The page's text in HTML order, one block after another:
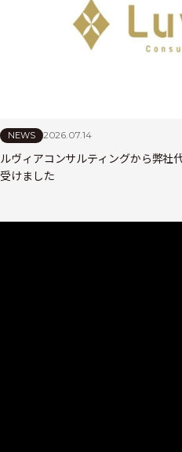
NEWS 2026.07.14
ルヴィアコンサルティングから弊社
受けました